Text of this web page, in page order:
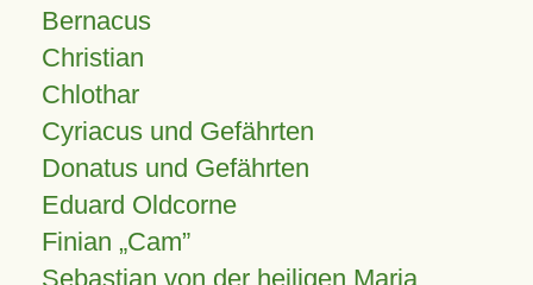
Bernacus
Christian
Chlothar
Cyriacus und Gefährten
Donatus und Gefährten
Eduard Oldcorne
Finian Cam
Sebastian von der heiligen Maria